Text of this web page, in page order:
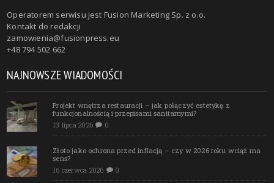
Operatorem serwisu jest Fusion Marketing Sp. z o.o.
Kontakt do redakcji
zamowienia@fusionpress.eu
+48 794 502 662
NAJNOWSZE WIADOMOŚCI
Projekt wnętrza restauracji – jak połączyć estetykę z
funkcjonalnością i przepisami sanitarnymi?
13 lipca 2026
0
Złoto jako ochrona przed inflacją – czy w 2026 roku wciąż ma
sens?
16 czerwca 2026
0